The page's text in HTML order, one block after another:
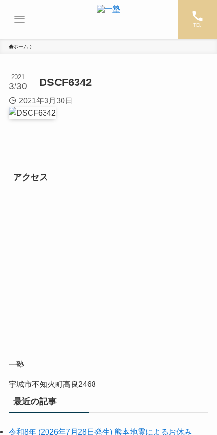
TEL
ホーム
DSCF6342
2021
3/30
2021年3月30日
アクセス
一塾
宇城市不知火町高良2468
最近の記事
令和8年 (2026年7月28日発生) 熊本地震によるお休み